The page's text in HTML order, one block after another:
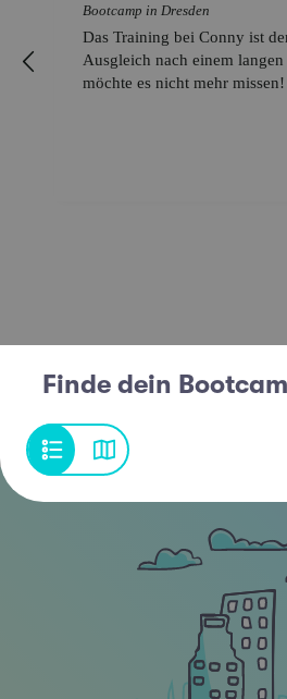
Bootcamp in Dresden
Das Training bei Conny ist
Ausgleich nach einem
möchte es nicht mehr missen!
Finde dein